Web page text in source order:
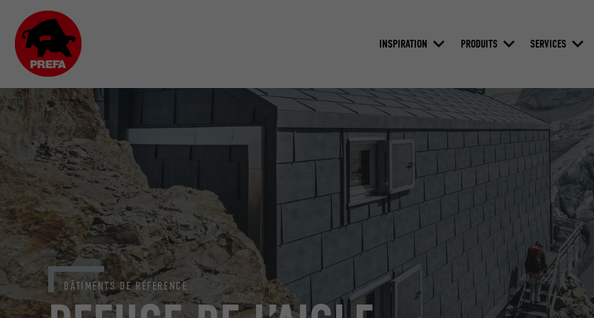
INSPIRATION PRODUITS SERVICES
BÂTIMENTS DE RÉFÉRENCE